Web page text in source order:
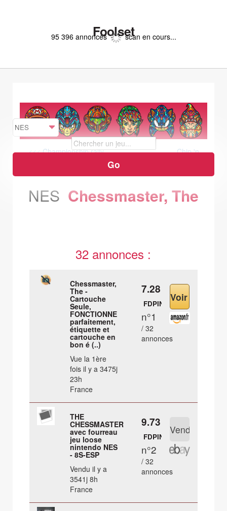
Foolset
95 396 annonces scan en cours...
<<< Championship rally
Chip 'n
Dale Rescue Rangers >>>
NES Chessmaster, The
32 annonces :
Chessmaster,
The -
Cartouche
Seule,
FONCTIONNE
parfaitement,
étiquette et
cartouche en
bon é (..)
Vue la 1ère
fois il y a 3475j
23h
France
7.28 €
FDPIN
n°1
/ 32
annonces
THE
CHESSMASTER
avec fourreau
jeu loose
nintendo NES
- 8S-ESP
Vendu il y a
3541j 8h
France
9.73 €
FDPIN
n°2
/ 32
annonces